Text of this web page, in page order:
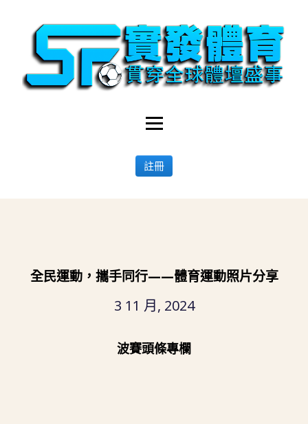
註冊
全民運動，攜手同行——體育運動照片分享
3 11 月, 2024
波賽頭條專欄